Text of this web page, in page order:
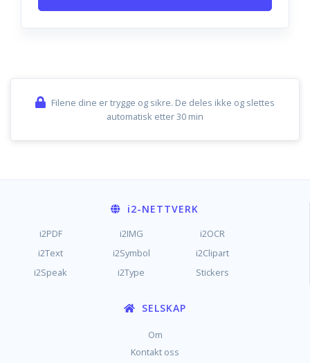
Filene dine er trygge og sikre. De deles ikke og slettes
automatisk etter 30 min
i2-NETTVERK
i2PDF i2IMG
i2OCR
i2Text
i2Symbol
i2Clipart
i2Speak
i2Type Stickers
SELSKAP
Om
Kontakt oss